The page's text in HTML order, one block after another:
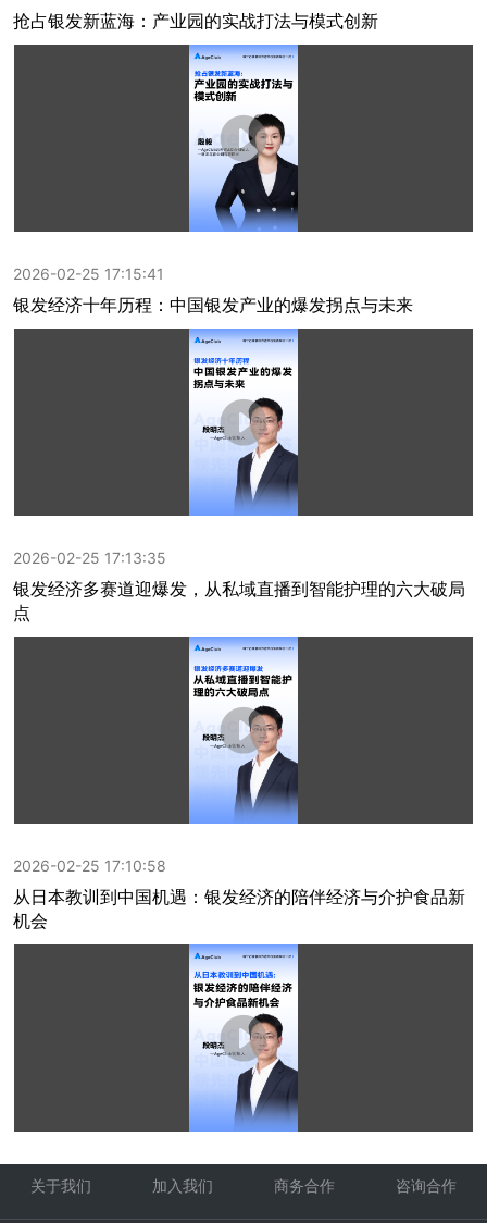
抢占银发新蓝海：产业园的实战打法与模式创新
2026-02-25 17:15:41
银发经济十年历程：中国银发产业的爆发拐点与未来
2026-02-25 17:13:35
银发经济多赛道迎爆发，从私域直播到智能护理的六大破局
点
2026-02-25 17:10:58
从日本教训到中国机遇：银发经济的陪伴经济与介护食品新
机会
关于我们 加入我们 商务合作 咨询合作